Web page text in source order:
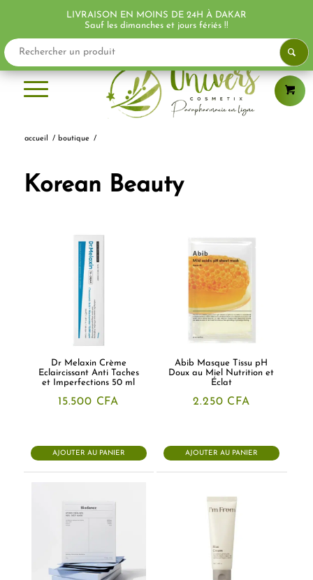
accueil / boutique /
Korean Beauty
Dr Melaxin Crème
Eclaircissant Anti Taches
et Imperfections 50 ml
15.500 CFA
AJOUTER AU PANIER
Abib Masque Tissu pH
Doux au Miel Nutrition et
Éclat
2.250 CFA
AJOUTER AU PANIER
LIVRAISON EN MOINS DE 24H À DAKAR
Sauf les dimanches et jours fériés !!